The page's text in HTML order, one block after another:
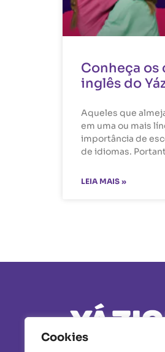
Cookies
Conheça os
inglês do
Aqueles que
em uma ou mais
importância de
de idiomas.
LEIA MAIS »